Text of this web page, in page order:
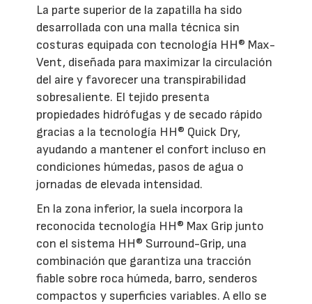
La parte superior de la zapatilla ha sido
desarrollada con una malla técnica sin
costuras equipada con tecnología HH® Max-
Vent, diseñada para maximizar la circulación
del aire y favorecer una transpirabilidad
sobresaliente. El tejido presenta
propiedades hidrófugas y de secado rápido
gracias a la tecnología HH® Quick Dry,
ayudando a mantener el confort incluso en
condiciones húmedas, pasos de agua o
jornadas de elevada intensidad.
En la zona inferior, la suela incorpora la
reconocida tecnología HH® Max Grip junto
con el sistema HH® Surround-Grip, una
combinación que garantiza una tracción
fiable sobre roca húmeda, barro, senderos
compactos y superficies variables. A ello se